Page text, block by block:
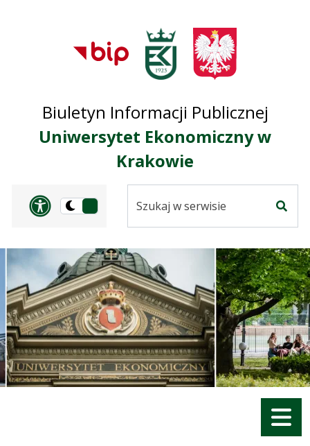
Przejdź do
głównego menu
Przejdź do treści
Przejdź do mapy
serwisu
Biuletyn Informacji Publicznej
Uniwersytet Ekonomiczny w
Krakowie
Panel dostosowania
Przełącz
ciemną
serwisie
Menu